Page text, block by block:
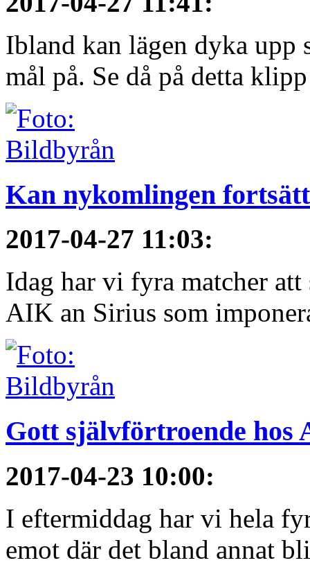
Ibland kan lägen dyka upp
mål på. Se då på detta
Kan nykomlingen
2017-04-27 11:03:
Idag har vi fyra matcher
AIK an Sirius som
Gott självförtroende hos
2017-04-23 10:00:
I eftermiddag har vi hela
emot där det bland annat